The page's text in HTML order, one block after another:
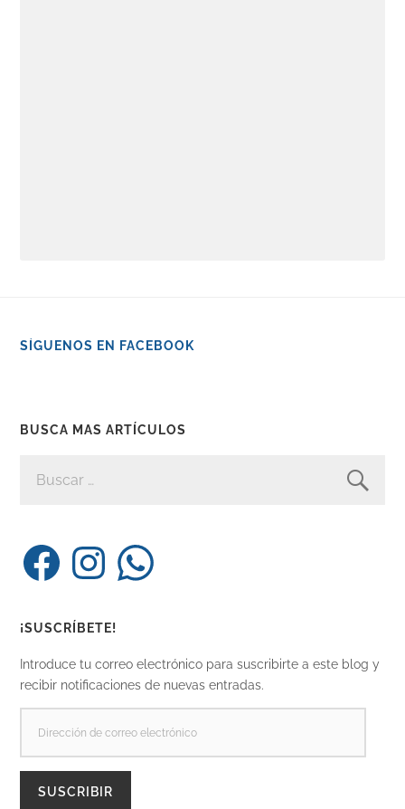
SÍGUENOS EN FACEBOOK
BUSCA MAS ARTÍCULOS
FacebookInstagramWhatsApp
¡SUSCRÍBETE!
Introduce tu correo electrónico para suscribirte a este blog y
recibir notificaciones de nuevas entradas.
CORREO
SUSCRIBIR